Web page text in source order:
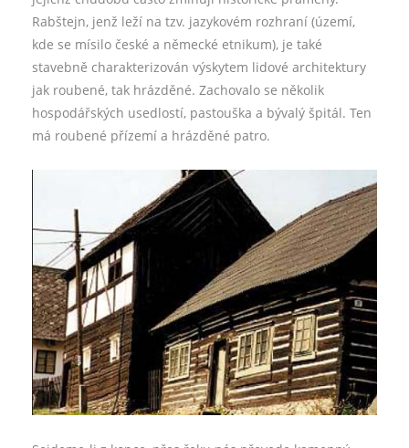
Rabštejn, jenž leží na tzv. jazykovém rozhraní (území,
kde se mísilo české a německé etnikum), je také
stavebně charakterizován výskytem lidové architektury
jak roubené, tak hrázděné. Zachovalo se několik
hospodářských usedlostí, pastouška a bývalý špitál. Ten
má roubené přízemí a hrázděné patro.